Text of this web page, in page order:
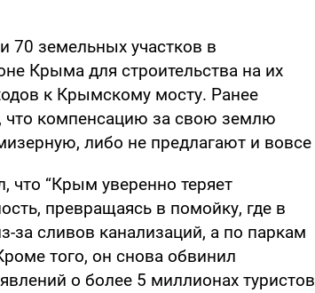
70 земельных участков в
Крыма для строительства на их
к Крымскому мосту. Ранее
что компенсацию за свою землю
либо не предлагают и вовсе
“Крым уверенно теряет
превращаясь в помойку, где в
за сливов канализаций, а по паркам
того, он снова обвинил
о более 5 миллионах туристов